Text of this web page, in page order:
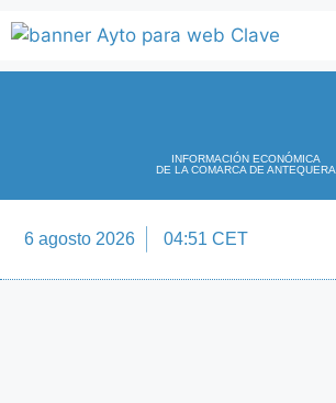
INFORMACIÓN ECONÓMICA
DE LA COMARCA DE ANTEQUERA
6 agosto 2026 04:51 CET